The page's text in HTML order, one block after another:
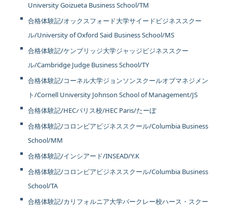
University Goizueta Business School/TM
合格体験記/オックスフォード大学サイードビジネススクー
ル/University of Oxford Said Business School/MS
合格体験記/ケンブリッジ大学ジャッジビジネススクー
ル/Cambridge Judge Business School/TY
合格体験記/コーネル大学ジョンソンスクールオブマネジメン
ト/Cornell University Johnson School of Management/JS
合格体験記/HECパリス校/HEC Paris/たーぼ
合格体験記/コロンビアビジネススクール/Columbia Business
School/MM
合格体験記/インシアード/INSEAD/Y.K
合格体験記/コロンビアビジネススクール/Columbia Business
School/TA
合格体験記/カリフォルニア大学バークレー校ハース・スクー